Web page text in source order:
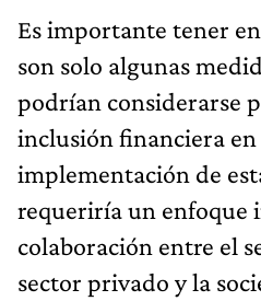
Es importante tener
son solo algunas
podrían considerarse
inclusión financiera
implementación de
requeriría un enfoque
colaboración entre el
sector privado y la